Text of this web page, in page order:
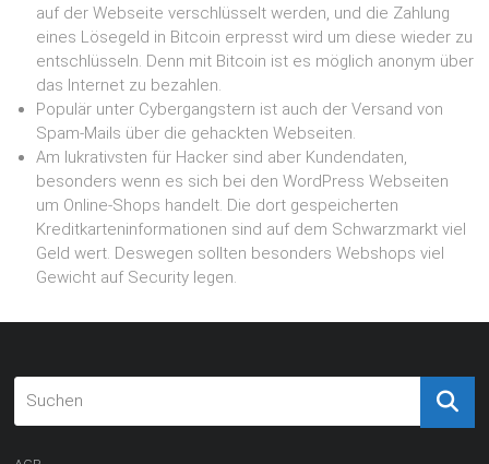
auf der Webseite verschlüsselt werden, und die Zahlung
eines Lösegeld in Bitcoin erpresst wird um diese wieder zu
entschlüsseln. Denn mit Bitcoin ist es möglich anonym über
das Internet zu bezahlen.
Populär unter Cybergangstern ist auch der Versand von
Spam-Mails über die gehackten Webseiten.
Am lukrativsten für Hacker sind aber Kundendaten,
besonders wenn es sich bei den WordPress Webseiten
um Online-Shops handelt. Die dort gespeicherten
Kreditkarteninformationen sind auf dem Schwarzmarkt viel
Geld wert. Deswegen sollten besonders Webshops viel
Gewicht auf Security legen.